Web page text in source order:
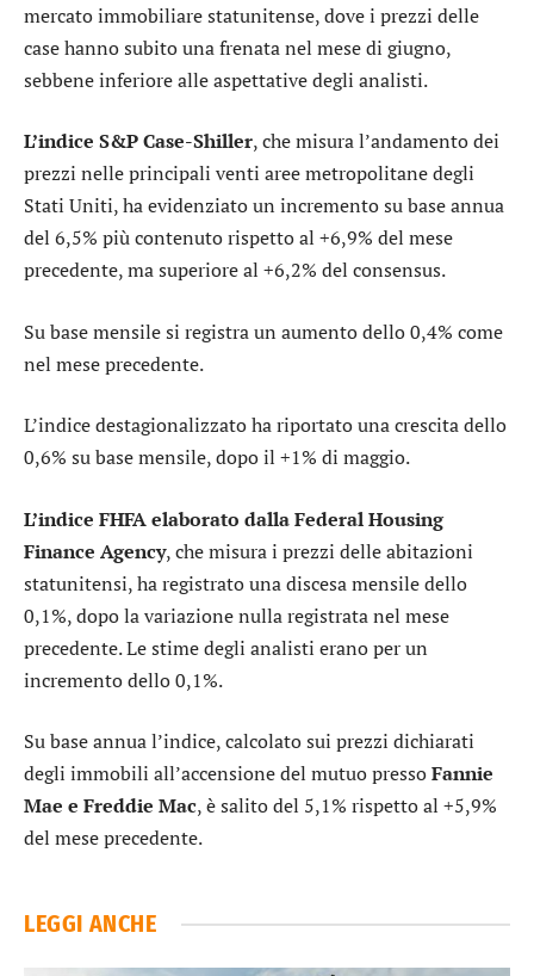
mercato immobiliare statunitense, dove i prezzi delle
case hanno subito una frenata nel mese di giugno,
sebbene inferiore alle aspettative degli analisti.
L’indice S&P Case-Shiller, che misura l’andamento dei
prezzi nelle principali venti aree metropolitane degli
Stati Uniti, ha evidenziato un incremento su base annua
del 6,5% più contenuto rispetto al +6,9% del mese
precedente, ma superiore al +6,2% del consensus.
Su base mensile si registra un aumento dello 0,4% come
nel mese precedente.
L’indice destagionalizzato ha riportato una crescita dello
0,6% su base mensile, dopo il +1% di maggio.
L’indice FHFA elaborato dalla Federal Housing
Finance Agency, che misura i prezzi delle abitazioni
statunitensi, ha registrato una discesa mensile dello
0,1%, dopo la variazione nulla registrata nel mese
precedente. Le stime degli analisti erano per un
incremento dello 0,1%.
Su base annua l’indice, calcolato sui prezzi dichiarati
degli immobili all’accensione del mutuo pressoFannie
Mae e Freddie Mac, è salito del 5,1% rispetto al +5,9%
del mese precedente.
LEGGI ANCHE